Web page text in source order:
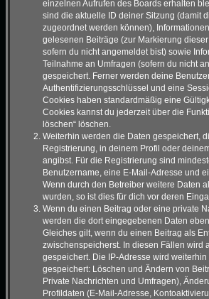
einzelnen Aufrufen des Boards erhalten
sind die aktuelle ID deiner Sitzung (damit
zugeordnet werden können),
gelesenen Beiträge (zur Markierung
sofern du nicht angemeldet bist) sowie
Teilnahme an Umfragen (sofern du nicht
gespeichert. Ferner werden deine
Authentifizierungsschlüssel und eine
Cookies haben standardmäßig eine
Cookies kannst du jederzeit über die
löschen“ löschen.
Weiterhin werden die Daten gespeichert,
Registrierung, in deinem Profil oder
angibst. Für die Registrierung sind
Benutzername, eine E-Mail-Adresse und
Wenn durch den Betreiber weitere Daten
wurden, so ist dies für dich vor deren
Wenn du einen Beitrag oder eine private
werden die dort eingegebenen Daten
Gleiches gilt, wenn du einen Beitrag als
zwischenspeicherst. In diesen Fällen wird
gespeichert. Die IP-Adresse wird
gespeichert: Löschen und Ändern von
Private Nachrichten und Umfragen),
Profildaten (E-Mail-Adresse,